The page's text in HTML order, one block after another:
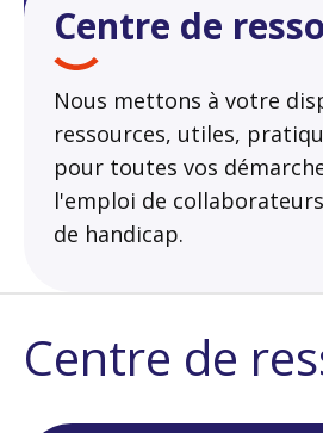
Centre de
Nous mettons à votre
ressources, utiles,
pour toutes vos
l'emploi de
de handicap.
Centre de